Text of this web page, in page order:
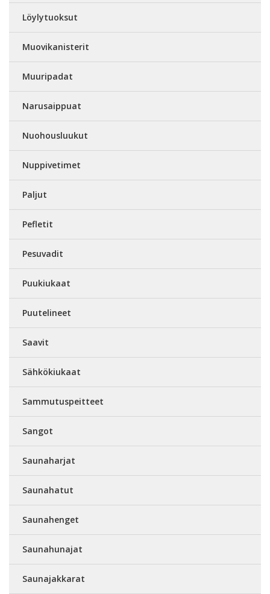
Löylytuoksut
Muovikanisterit
Muuripadat
Narusaippuat
Nuohousluukut
Nuppivetimet
Paljut
Pefletit
Pesuvadit
Puukiukaat
Puutelineet
Saavit
Sähkökiukaat
Sammutuspeitteet
Sangot
Saunaharjat
Saunahatut
Saunahenget
Saunahunajat
Saunajakkarat